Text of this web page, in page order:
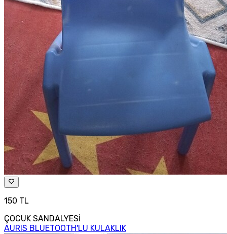
150 TL
ÇOCUK SANDALYESİ
AURIS BLUETOOTH'LU KULAKLIK